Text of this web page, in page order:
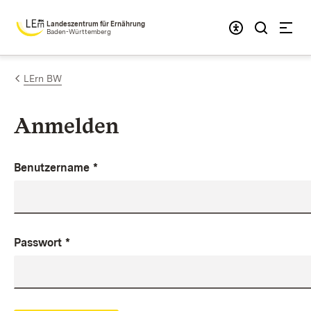
Zum Inhalt springen
Landeszentrum für Ernährung
Baden-Württemberg
LErn BW
Anmelden
Benutzername *
Passwort *